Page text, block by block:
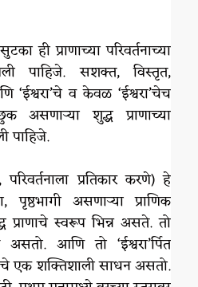
ही प्राणाच्या परिवर्तनाच्या
पाहिजे. सशक्त, विस्तृत,
व केवळ ‘ईश्वरा’चेच
असणाऱ्या शुद्ध प्राणाच्या
पाहिजे.
प्रतिकार करणे) हे
असणाऱ्या प्राणिक
स्वरूप भिन्न असते. तो
आणि तो ‘ईश्वरा’र्पित
एक शक्तिशाली साधन असतो.